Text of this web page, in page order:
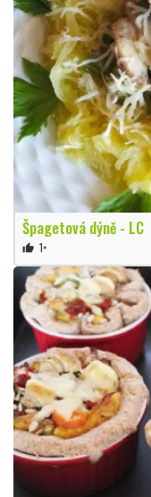
Špagetová dýně - LC
thumb_up 1×